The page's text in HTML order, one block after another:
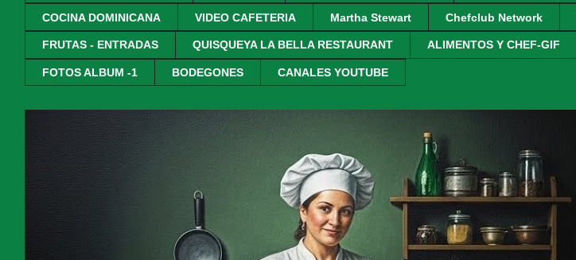
COCINA DOMINICANA VIDEO CAFETERIA Martha Stewart Chefclub Network
FRUTAS - ENTRADAS QUISQUEYA LA BELLA RESTAURANT ALIMENTOS Y CHEF-GIF
FOTOS ALBUM -1 BODEGONES CANALES YOUTUBE